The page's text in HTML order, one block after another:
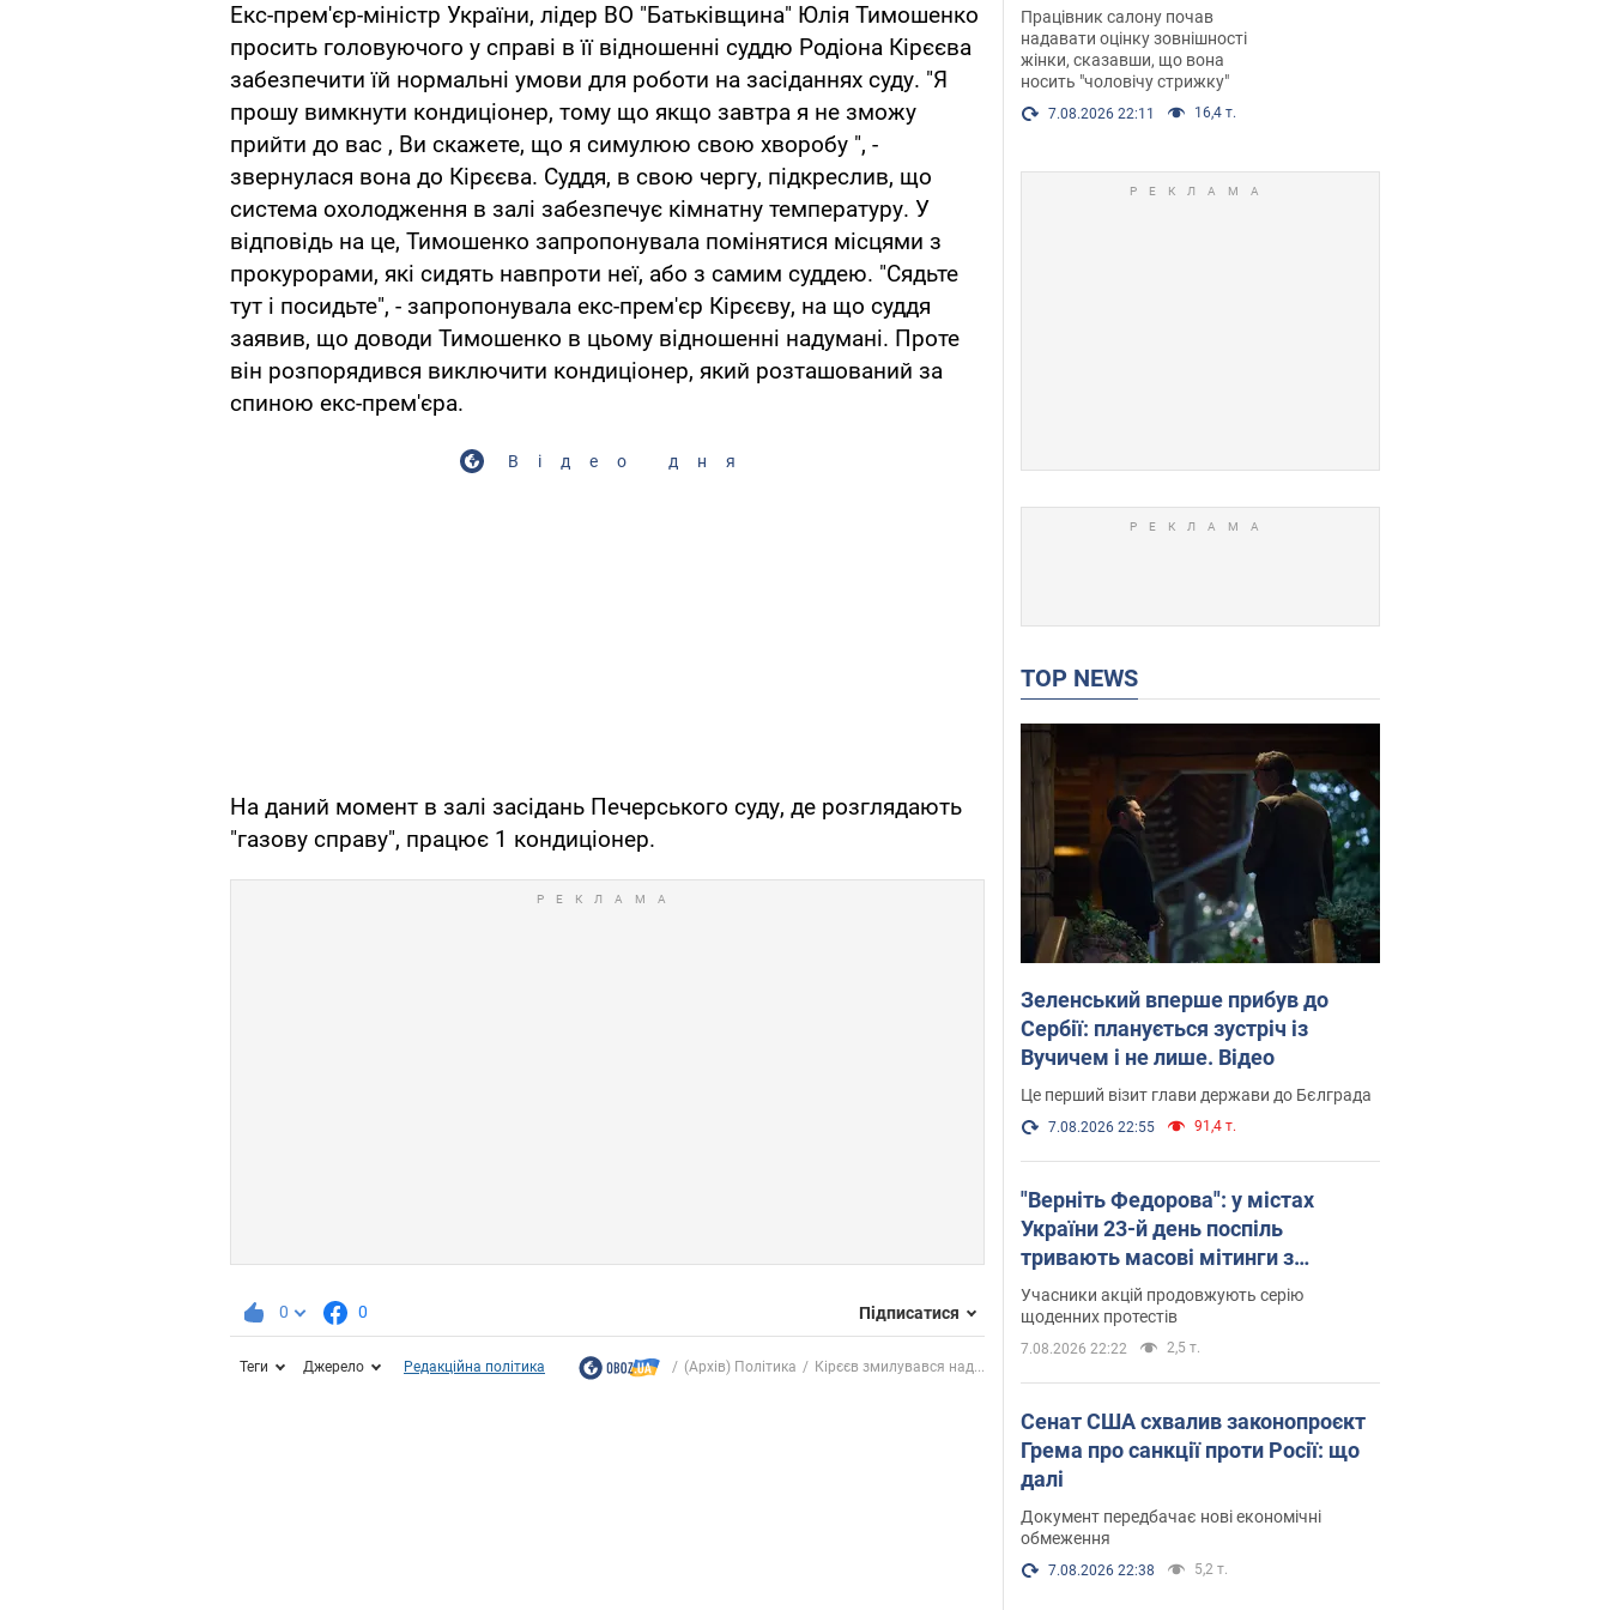
Екс-прем'єр-міністр України, лідер ВО "Батьківщина" Юлія Тимошенко
просить головуючого у справі в її відношенні суддю Родіона Кірєєва
забезпечити їй нормальні умови для роботи на засіданнях суду. "Я
прошу вимкнути кондиціонер, тому що якщо завтра я не зможу
прийти до вас , Ви скажете, що я симулюю свою хворобу ", -
звернулася вона до Кірєєва. Суддя, в свою чергу, підкреслив, що
система охолодження в залі забезпечує кімнатну температуру. У
відповідь на це, Тимошенко запропонувала помінятися місцями з
прокурорами, які сидять навпроти неї, або з самим суддею. "Сядьте
тут і посидьте", - запропонувала екс-прем'єр Кірєєву, на що суддя
заявив, що доводи Тимошенко в цьому відношенні надумані. Проте
він розпорядився виключити кондиціонер, який розташований за
спиною екс-прем'єра.
Відео дня
На даний момент в залі засідань Печерського суду, де розглядають
"газову справу", працює 1 кондиціонер.
0 0 Підписатися
Теги Джерело Редакційна політика (Архів) Політика Кірєєв змилувався над...
після хімієтерапії,
розгорівся скандал.
Фото
Працівник салону почав
надавати оцінку зовнішності
жінки, сказавши, що вона
носить "чоловічу стрижку"
7.08.2026 22:11 16,4 т.
TOP NEWS
Зеленський вперше прибув до
Сербії: планується зустріч із
Вучичем і не лише. Відео
Це перший візит глави держави до Бєлграда
7.08.2026 22:55 91,4 т.
"Верніть Федорова": у містах
України 23-й день поспіль
тривають масові мітинги з
картонками. Фото і відео
Учасники акцій продовжують серію
щоденних протестів
7.08.2026 22:22 2,5 т.
Сенат США схвалив законопроєкт
Грема про санкції проти Росії: що
далі
Документ передбачає нові економічні
обмеження
7.08.2026 22:38 5,2 т.